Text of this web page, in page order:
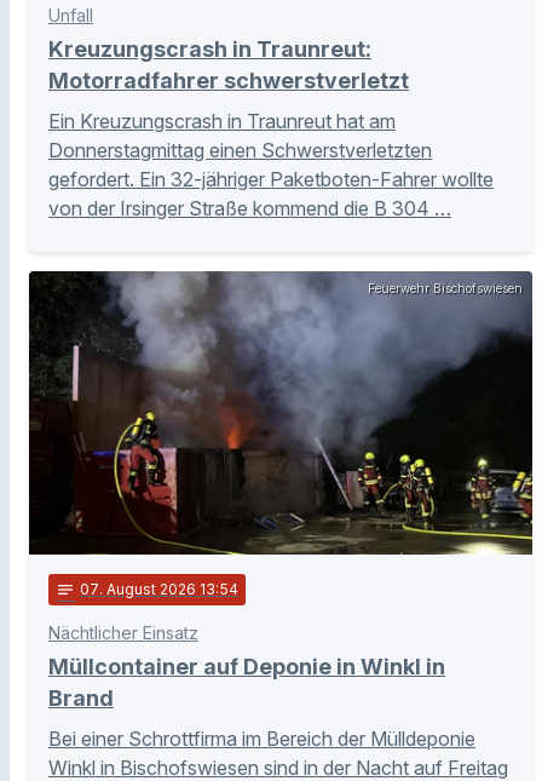
Unfall
Kreuzungscrash in Traunreut:
Motorradfahrer schwerstverletzt
Ein Kreuzungscrash in Traunreut hat am
Donnerstagmittag einen Schwerstverletzten
gefordert. Ein 32-jähriger Paketboten-Fahrer wollte
von der Irsinger Straße kommend die B 304 …
Feuerwehr Bischofswiesen
notes 07. August 2026 13:54
Nächtlicher Einsatz
Müllcontainer auf Deponie in Winkl in
Brand
Bei einer Schrottfirma im Bereich der Mülldeponie
Winkl in Bischofswiesen sind in der Nacht auf Freitag